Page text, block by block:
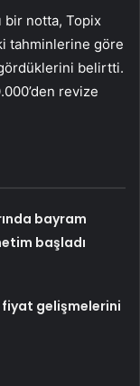
bir notta, Topix
tahminlerine göre
belirtti.
revize
bayram
başladı
fiyat gelişmelerini